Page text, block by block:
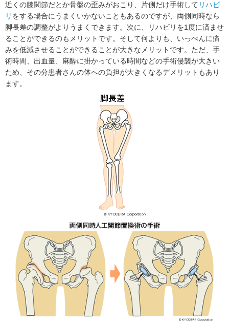
近くの膝関節だとか骨盤の歪みがおこり、片側だけ手術して リハビ
リ をする場合にうまくいかないこともあるのですが、両側同時なら
脚長差の調整がよりうまくできます。次に、リハビリを1度に済ませ
ることができるのもメリットです。そして何よりも、いっぺんに痛
みを低減させることができることが大きなメリットです。ただ、手
術時間、出血量、麻酔に掛かっている時間などの手術侵襲が大きい
ため、その分患者さんの体への負担が大きくなるデメリットもあり
ます。